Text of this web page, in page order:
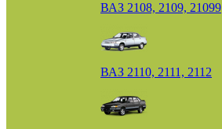
ВАЗ 2108, 2109, 21099
ВАЗ 2110, 2111, 2112